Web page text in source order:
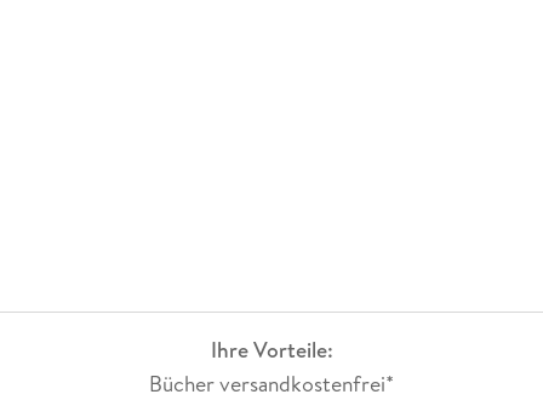
Ihre Vorteile:
Bücher versandkostenfrei*